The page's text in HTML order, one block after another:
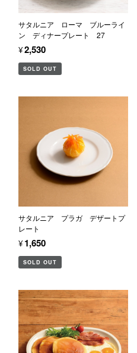
サタルニア ローマ ブルーライ
ン ディナープレート 27
¥2,530
SOLD OUT
サタルニア プラガ デザートプ
レート
¥1,650
SOLD OUT